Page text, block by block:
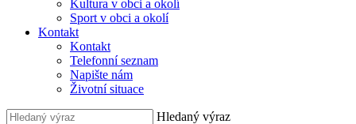
Kultura v obci a okolí
Sport v obci a okolí
Kontakt
Kontakt
Telefonní seznam
Napište nám
Životní situace
Hledaný výraz